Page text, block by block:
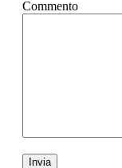
Commento